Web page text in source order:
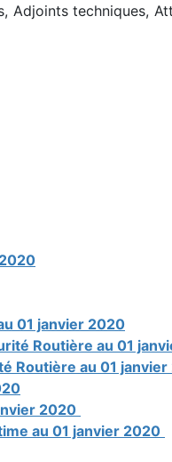
Adjoints techniques,
01 janvier 2020
Routière au 01
Routière au 01
2020
au 01 janvier 2020